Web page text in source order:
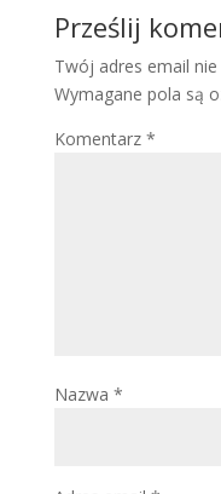
Prześlij
Twój adres email
Wymagane pola są
Komentarz *
Nazwa *